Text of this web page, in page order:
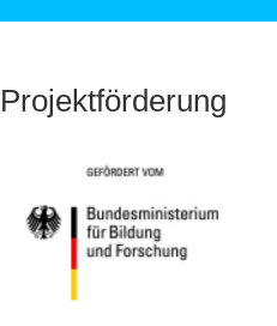
Projektförderung